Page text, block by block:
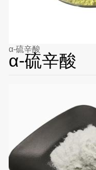
α-硫辛酸
α-硫辛酸